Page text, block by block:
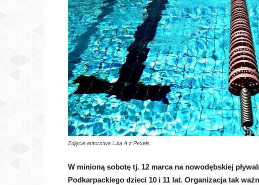
Zdjęcie autorstwa Lisa A z Pexels
W minioną sobotę tj. 12 marca na nowodębskiej
Podkarpackiego dzieci 10 i 11 lat. Organizacja tak